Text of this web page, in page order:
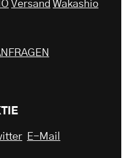
Versand Wakashio
E-Mail